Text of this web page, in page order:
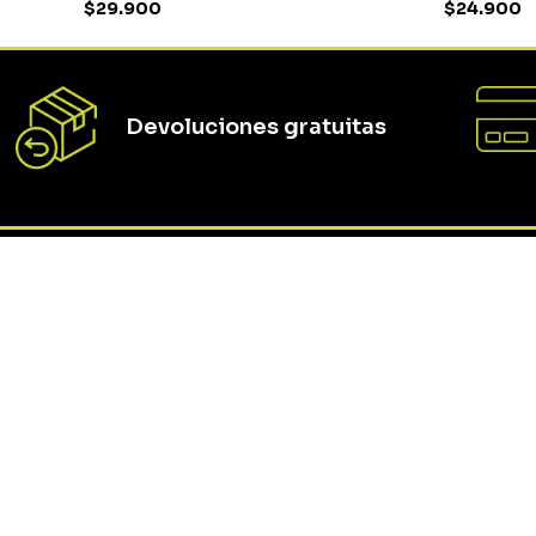
$29.900
$24.900
Devoluciones gratuitas